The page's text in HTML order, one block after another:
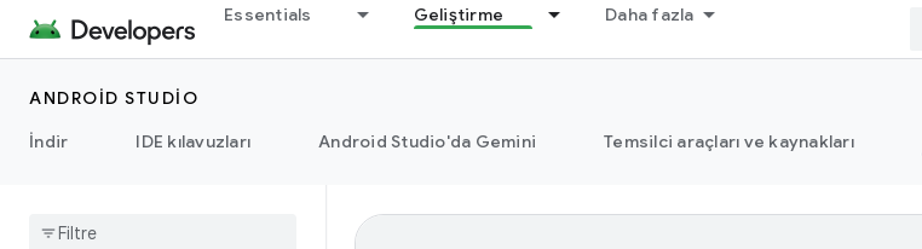
Essentials Geliştirme Daha fazla
ANDROID STUDIO
İndir
IDE kılavuzları Android Studio'da Gemini Temsilci araçları ve kaynakları
Mevcut sürümler